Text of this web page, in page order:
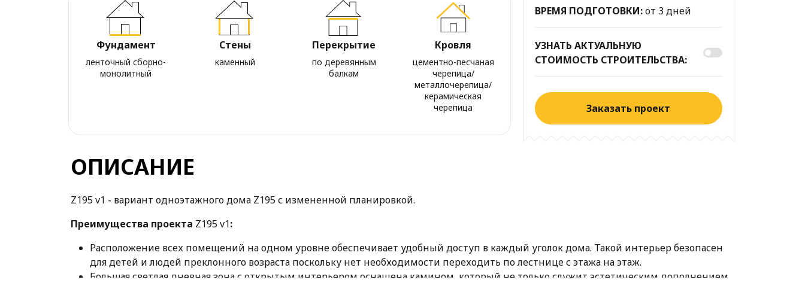
Фундамент
ленточный сборно-
монолитный
Стены
каменный
Перекрытие
по деревянным
балкам
Кровля
цементно-песчаная
черепица/
металлочерепица/
керамическая
черепица
ВРЕМЯ ПОДГОТОВКИ:от 3 дней
УЗНАТЬ АКТУАЛЬНУЮ
СТОИМОСТЬ СТРОИТЕЛЬСТВА:
Заказать проект
ОПИСАНИЕ
Z195 v1 - вариант одноэтажного дома Z195 с измененной планировкой.
Преимущества проекта Z195 v1:
Расположение всех помещений на одном уровне обеспечивает удобный доступ в каждый уголок дома. Такой интерьер безопасен
для детей и людей преклонного возраста поскольку нет необходимости переходить по лестнице с этажа на этаж.
Большая светлая дневная зона с открытым интерьером оснащена камином, который не только служит эстетическим дополнением